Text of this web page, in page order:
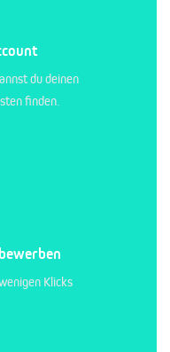
du deinen
finden.
Klicks